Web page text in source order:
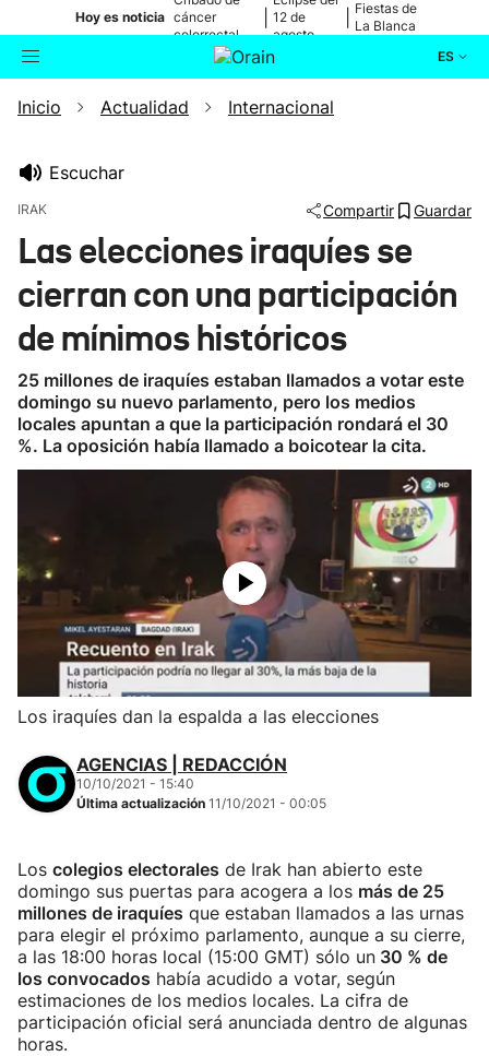
Hoy es noticia cáncer
colorrectal
12 de
agosto
Fiestas de
La Blanca
ES
Buscador Actualidad
Ikusmiran
Eguraldia
Inicio Actualidad Internacional
Escuchar
IRAK Compartir Guardar
Las elecciones iraquíes se
cierran con una participación
de mínimos históricos
25 millones de iraquíes estaban llamados a votar este
domingo su nuevo parlamento, pero los medios
locales apuntan a que la participación rondará el 30
%. La oposición había llamado a boicotear la cita.
Los iraquíes dan la espalda a las elecciones
AGENCIAS | REDACCIÓN
10/10/2021 - 15:40
Última actualización 11/10/2021 - 00:05
Los colegios electorales de Irak han abierto este
domingo sus puertas para acogera a los más de 25
millones de iraquíes que estaban llamados a las urnas
para elegir el próximo parlamento, aunque a su cierre,
a las 18:00 horas local (15:00 GMT) sólo un 30 % de
los convocados había acudido a votar, según
estimaciones de los medios locales. La cifra de
participación oficial será anunciada dentro de algunas
horas.